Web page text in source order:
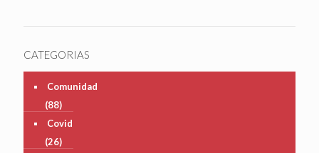
CATEGORIAS
Comunidad
(88)
Covid
(26)